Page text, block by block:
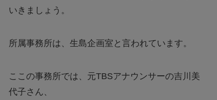
いきましょう。
所属事務所は、生島企画室と言われています。
ここの事務所では、元TBSアナウンサーの吉川美
代子さん、